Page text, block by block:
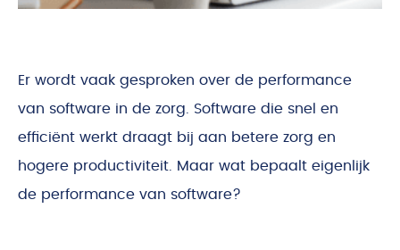
Er wordt vaak gesproken over de performance
van software in de zorg. Software die snel en
efficiënt werkt draagt bij aan betere zorg en
hogere productiviteit. Maar wat bepaalt eigenlijk
de performance van software?